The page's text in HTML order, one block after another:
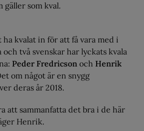
gäller som kval.
ha kvalat in för att få vara med i
två svenskar har lyckats kvala
Peder Fredricson och Henrik
om något är en snygg
deras år 2018.
att sammanfatta det bra i de här
Henrik.